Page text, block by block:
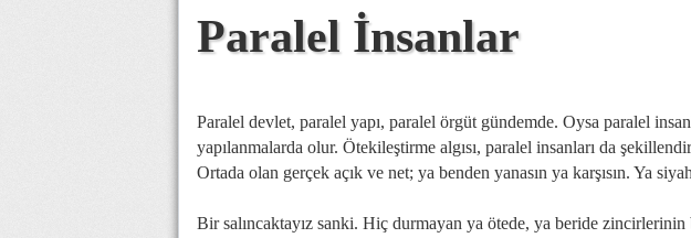
Paralel İnsanlar
Paralel devlet, paralel yapı, paralel örgüt gündemde. Oysa paralel
yapılanmalarda olur. Ötekileştirme algısı, paralel insanları da
Ortada olan gerçek açık ve net; ya benden yanasın ya karşısın. Ya
Bir salıncaktayız sanki. Hiç durmayan ya ötede, ya beride zincirlerinin